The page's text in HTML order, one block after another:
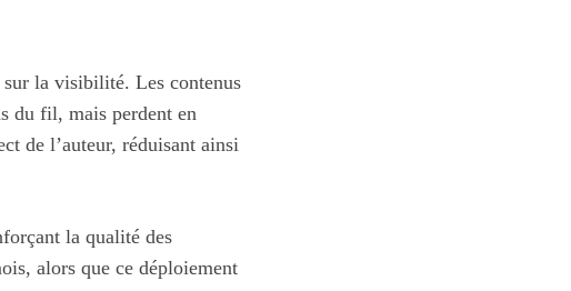
sur la visibilité. Les contenus
du fil, mais perdent en
de l’auteur, réduisant ainsi
la qualité des
alors que ce déploiement